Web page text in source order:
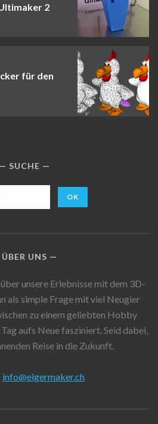
2
für den
SUCHE
ÜBER UNS
unsere Erlebnisse mit dem 3D-
als simple Frage mit viel Neugier
zu einem geliebten Hobby
aufs Neue fasziniert. Seid dabei,
Reise in die Zukunft.
info@eigermaker.ch